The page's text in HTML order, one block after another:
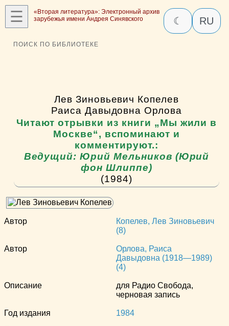
☰
«Вторая литература»: Электронный архив
зарубежья имени Андрея Синявского
☾ RU
ПОИСК ПО БИБЛИОТЕКЕ
Лев Зиновьевич Копелев
Раиса Давыдовна Орлова
Читают отрывки из книги „Мы жили в
Москве“, вспоминают и
комментируют.:
Ведущий: Юрий Мельников (Юрий
фон Шлиппе)
(1984)
Автор
Копелев, Лев Зиновьевич
(8)
Автор
Орлова, Раиса
Давыдовна (1918—1989)
(4)
Описание
для Радио Свобода,
черновая запись
Год издания 1984